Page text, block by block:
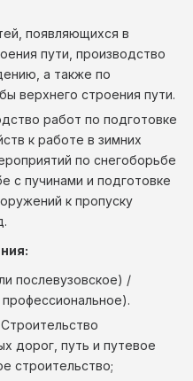
появляющихся в
пути, производство
а также по
верхнего строения пути.
работ по подготовке
к работе в зимних
по снегоборьбе
с пучинами и подготовке
к пропуску
послевузовское) /
дорог, путь и путевое
строительство;